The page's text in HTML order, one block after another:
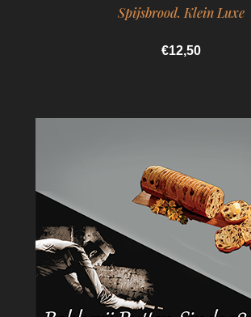
Spijsbrood. Klein Luxe
€12,50